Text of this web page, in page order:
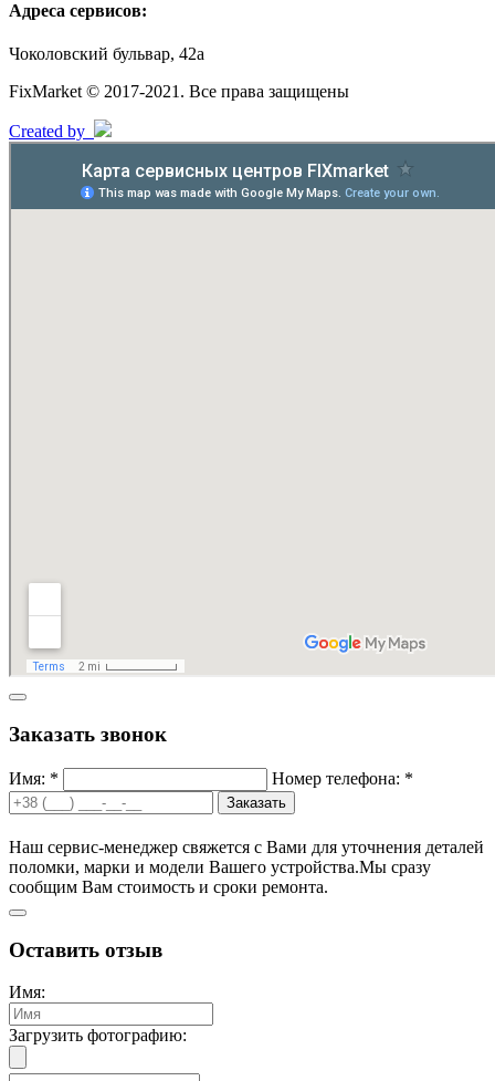
Адреса сервисов:
Чоколовский бульвар, 42а
FixMarket © 2017-2021. Все права защищены
Created by
Заказать звонок
Имя: * Номер телефона: *
Заказать
Наш сервис-менеджер свяжется с Вами для уточнения деталей
поломки, марки и модели Вашего устройства.Мы сразу
сообщим Вам стоимость и сроки ремонта.
Оставить отзыв
Имя:
Загрузить фотографию: